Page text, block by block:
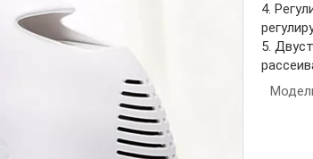
4.
5.